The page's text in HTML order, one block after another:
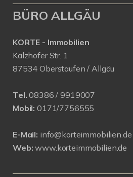
BÜRO ALLGÄU
KORTE - Immobilien
Kalzhofer Str. 1
87534 Oberstaufen / Allgäu
Tel. 08386 / 9919007
Mobil: 0171/7756555
E-Mail: info@korteimmobilien.de
Web: www.korteimmobilien.de